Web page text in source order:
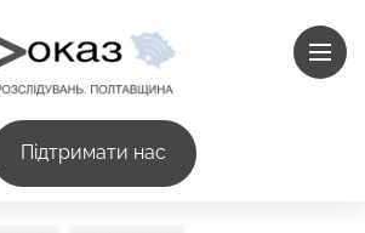
Підтримати нас